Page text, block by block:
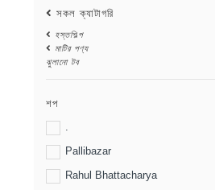
সকল ক্যাটাগরি
হস্তশিল্প
মাটির পণ্য
ঝুলানো টব
শপ
.
Pallibazar
Rahul Bhattacharya